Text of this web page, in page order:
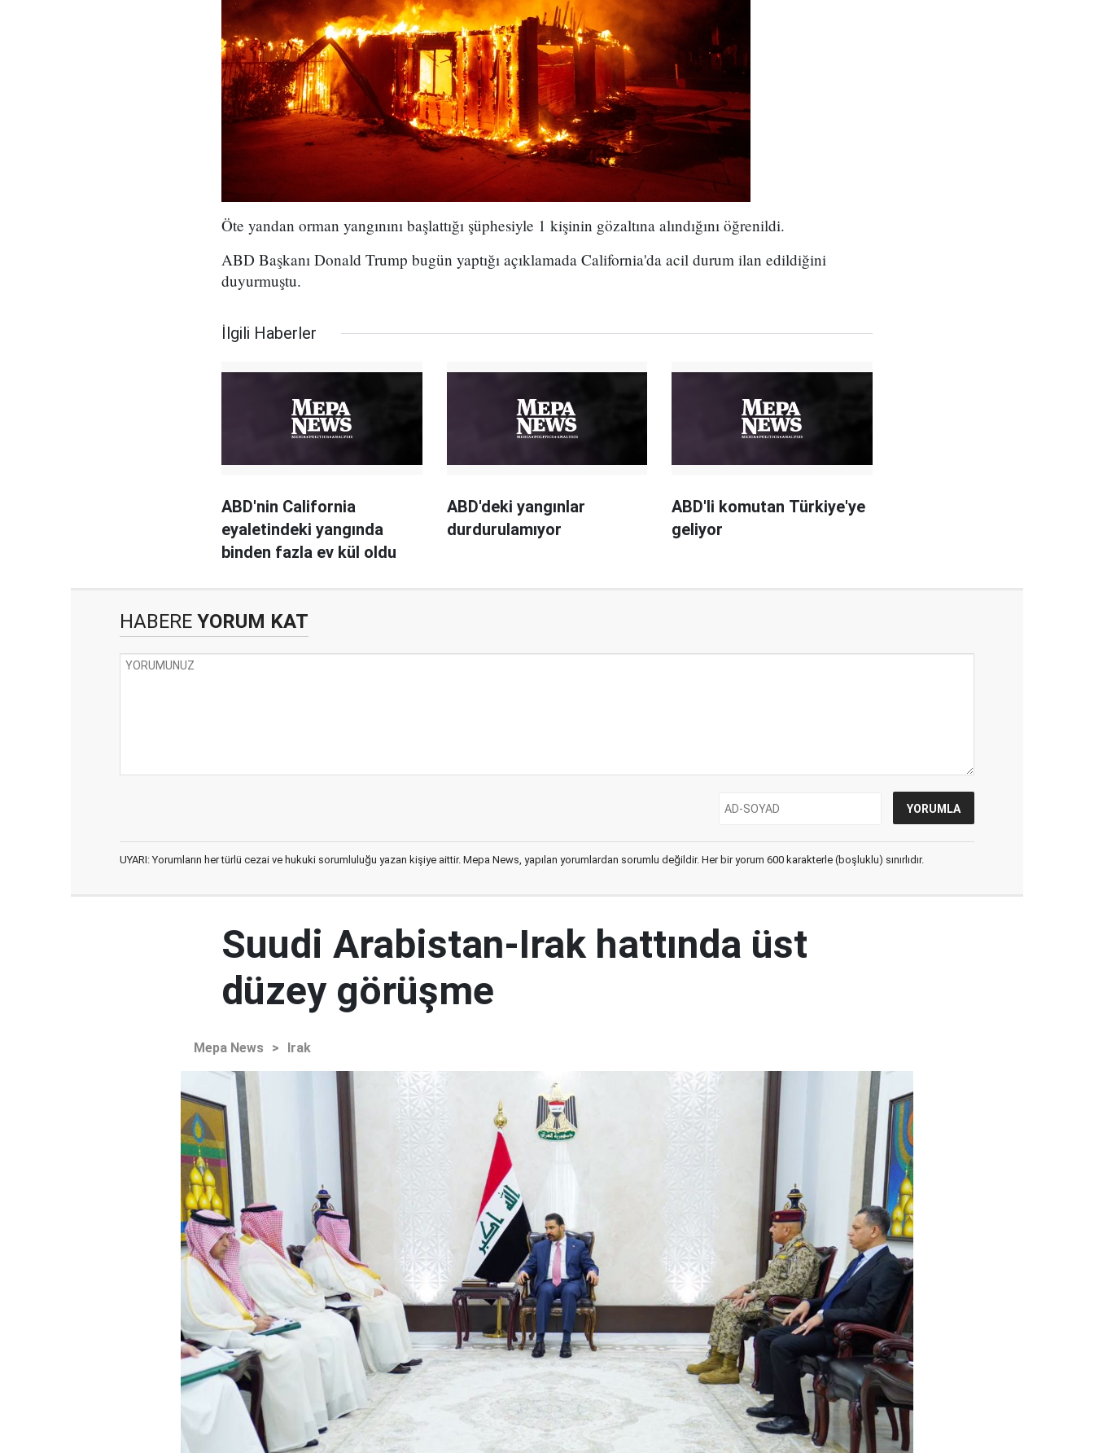
Öte yandan orman yangınını başlattığı şüphesiyle 1 kişinin gözaltına alındığını öğrenildi.
ABD Başkanı Donald Trump bugün yaptığı açıklamada California'da acil durum ilan edildiğini
duyurmuştu.
İlgili Haberler
ABD'nin California
eyaletindeki yangında
binden fazla ev kül oldu
ABD'deki yangınlar
durdurulamıyor
ABD'li komutan Türkiye'ye
geliyor
HABERE YORUM KAT
UYARI: Yorumların her türlü cezai ve hukuki sorumluluğu yazan kişiye aittir. Mepa News, yapılan yorumlardan sorumlu değildir. Her bir yorum 600 karakterle (boşluklu) sınırlıdır.
Suudi Arabistan-Irak hattında üst
düzey görüşme
Mepa News > Irak